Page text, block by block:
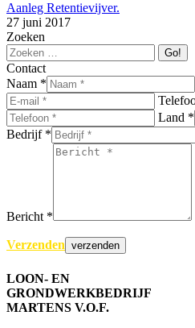
Aanleg Retentievijver.
27 juni 2017
Zoeken
Search:
Contact
Naam *
Land *
Bedrijf *
Bericht *
Verzenden
LOON- EN
GRONDWERKBEDRIJF
MARTENS V.O.F.